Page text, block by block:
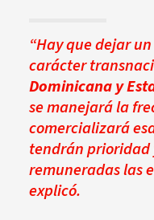
“Hay que dejar
carácter
Dominicana y
se manejará la
comercializará
tendrán prioridad
remuneradas las
explicó.